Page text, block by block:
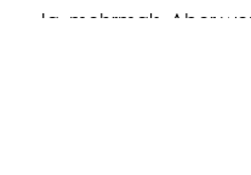
Ja, mehrmals. Aber